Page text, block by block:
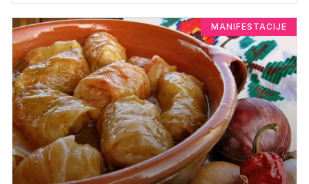
MANIFESTACIJE